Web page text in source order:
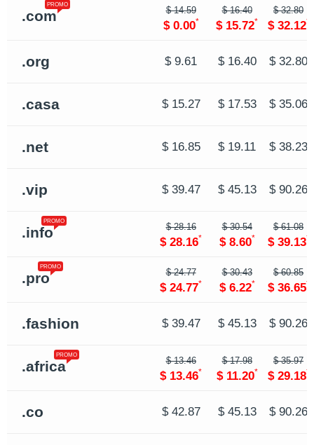
.com
PROMO
$ 14.59
$ 0.00*
$ 16.40
$ 15.72*
$ 32.80
$ 32.12*
.org $ 9.61 $ 16.40 $ 32.80
.casa $ 15.27 $ 17.53 $ 35.06
.net $ 16.85 $ 19.11 $ 38.23
.vip $ 39.47 $ 45.13 $ 90.26
.info
PROMO
$ 28.16
$ 28.16*
$ 30.54
$ 8.60*
$ 61.08
$ 39.13*
.pro
PROMO
$ 24.77
$ 24.77*
$ 30.43
$ 6.22*
$ 60.85
$ 36.65*
.fashion $ 39.47 $ 45.13 $ 90.26
.africa
PROMO
$ 13.46
$ 13.46*
$ 17.98
$ 11.20*
$ 35.97
$ 29.18*
.co $ 42.87 $ 45.13 $ 90.26